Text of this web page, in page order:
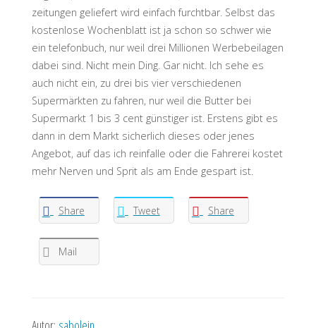
zeitungen geliefert wird einfach furchtbar. Selbst das
kostenlose Wochenblatt ist ja schon so schwer wie
ein telefonbuch, nur weil drei Millionen Werbebeilagen
dabei sind. Nicht mein Ding. Gar nicht. Ich sehe es
auch nicht ein, zu drei bis vier verschiedenen
Supermärkten zu fahren, nur weil die Butter bei
Supermarkt 1 bis 3 cent günstiger ist. Erstens gibt es
dann in dem Markt sicherlich dieses oder jenes
Angebot, auf das ich reinfalle oder die Fahrerei kostet
mehr Nerven und Sprit als am Ende gespart ist.
Share Tweet Share
Mail